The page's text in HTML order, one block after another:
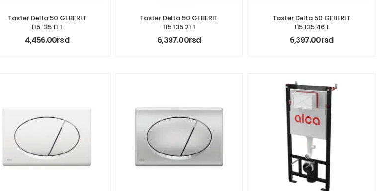
Taster Delta 50 GEBERIT
115.135.11.1
4,456.00rsd
Taster Delta 50 GEBERIT
115.135.21.1
6,397.00rsd
Taster Delta 50 GEBERIT
115.135.46.1
6,397.00rsd